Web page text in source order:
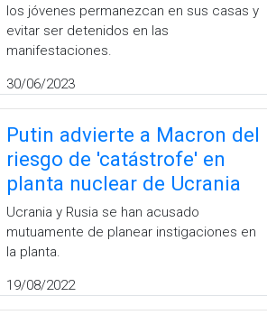
los jóvenes permanezcan en sus casas y
evitar ser detenidos en las
manifestaciones.
30/06/2023
Putin advierte a Macron del
riesgo de 'catástrofe' en
planta nuclear de Ucrania
Ucrania y Rusia se han acusado
mutuamente de planear instigaciones en
la planta.
19/08/2022